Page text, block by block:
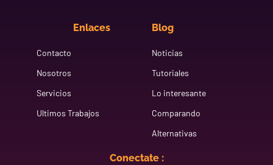
Enlaces
Contacto
Nosotros
Servicios
Ultimos Trabajos
Blog
Noticias
Tutoriales
Lo interesante
Comparando
Alternativas
Conectate :